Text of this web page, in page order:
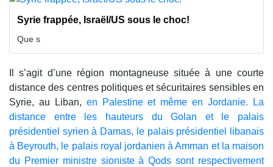
Syrie frappée, Israël/US sous le choc!
Que s
Il s’agit d’une région montagneuse située à une courte
distance des centres politiques et sécuritaires sensibles en
Syrie, au Liban, en Palestine et même en Jordanie. La
distance entre les hauteurs du Golan et le palais
présidentiel syrien à Damas, le palais présidentiel libanais
à Beyrouth, le palais royal jordanien à Amman et la maison
du Premier ministre sioniste à Qods sont respectivement